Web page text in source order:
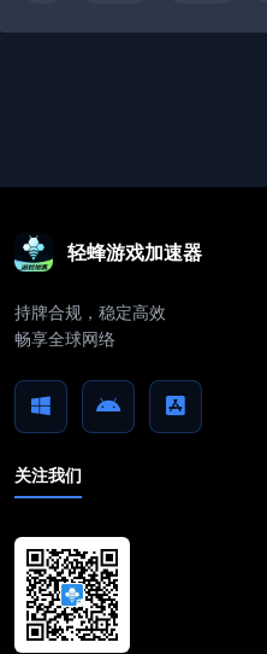
轻蜂游戏加速器
持牌合规，稳定高效
畅享全球网络
关注我们